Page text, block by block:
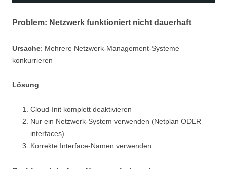
Problem: Netzwerk funktioniert nicht dauerhaft
Ursache: Mehrere Netzwerk-Management-Systeme
konkurrieren
Lösung:
Cloud-Init komplett deaktivieren
Nur ein Netzwerk-System verwenden (Netplan ODER
interfaces)
Korrekte Interface-Namen verwenden